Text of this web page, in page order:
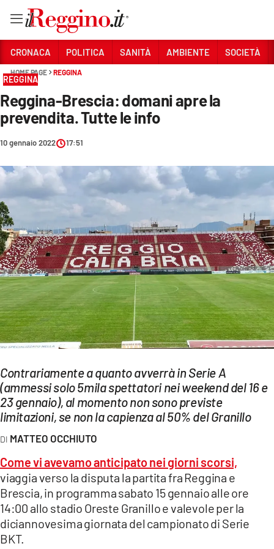
Sezioni
CRONACA
AMBIENTE
CULTURA
ECONOMIA E LAVORO
EVENTI
SPORT
Streaming
LAC TV
LAC NETWORK
LAC ONAIR
LaC
Network
LACPLAY.IT
LACTV.IT
LACONAIR.IT
CRONACA POLITICA SANITÀ AMBIENTE SOCIETÀ
HOME PAGE REGGINA
REGGINA
Reggina-Brescia: domani apre la
prevendita. Tutte le info
10 gennaio 2022 17:51
Contrariamente a quanto avverrà in Serie A
(ammessi solo 5mila spettatori nei weekend del 16 e
23 gennaio), al momento non sono previste
limitazioni, se non la capienza al 50% del Granillo
MATTEO OCCHIUTO
Come vi avevamo anticipato nei giorni scorsi,
viaggia verso la disputa la partita fra Reggina e
Brescia, in programma sabato 15 gennaio alle ore
14:00 allo stadio Oreste Granillo e valevole per la
diciannovesima giornata del campionato di Serie
BKT.